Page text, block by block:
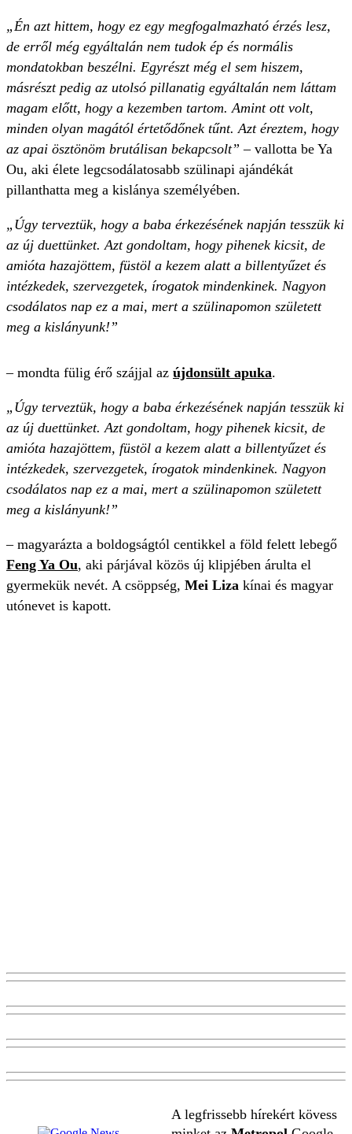
„Én azt hittem, hogy ez egy megfogalmazható érzés lesz,
de erről még egyáltalán nem tudok ép és normális
mondatokban beszélni. Egyrészt még el sem hiszem,
másrészt pedig az utolsó pillanatig egyáltalán nem láttam
magam előtt, hogy a kezemben tartom. Amint ott volt,
minden olyan magától értetődőnek tűnt. Azt éreztem, hogy
az apai ösztönöm brutálisan bekapcsolt” – vallotta be Ya
Ou, aki élete legcsodálatosabb szülinapi ajándékát
pillanthatta meg a kislánya személyében.
„Úgy terveztük, hogy a baba érkezésének napján tesszük ki
az új duettünket. Azt gondoltam, hogy pihenek kicsit, de
amióta hazajöttem, füstöl a kezem alatt a billentyűzet és
intézkedek, szervezgetek, írogatok mindenkinek. Nagyon
csodálatos nap ez a mai, mert a szülinapomon született
meg a kislányunk!”
– mondta fülig érő szájjal az újdonsült apuka.
„Úgy terveztük, hogy a baba érkezésének napján tesszük ki
az új duettünket. Azt gondoltam, hogy pihenek kicsit, de
amióta hazajöttem, füstöl a kezem alatt a billentyűzet és
intézkedek, szervezgetek, írogatok mindenkinek. Nagyon
csodálatos nap ez a mai, mert a szülinapomon született
meg a kislányunk!”
– magyarázta a boldogságtól centikkel a föld felett lebegő
Feng Ya Ou, aki párjával közös új klipjében árulta el
gyermekük nevét. A csöppség, Mei Liza kínai és magyar
utónevet is kapott.
A legfrissebb hírekért kövess